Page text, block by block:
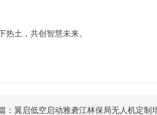
土，共创智慧未来。
：翼启低空启动雅砻江林保局无人机定制